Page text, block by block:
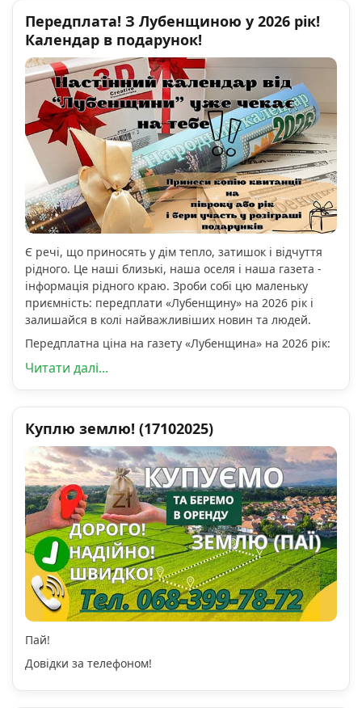
Передплата! З Лубенщиною у 2026 рік!
Календар в подарунок!
Є речі, що приносять у дім тепло, затишок і відчуття
рідного. Це наші близькі, наша оселя і наша газета -
інформація рідного краю. Зроби собі цю маленьку
приємність: передплати «Лубенщину» на 2026 рік і
залишайся в колі найважливіших новин та людей.
Передплатна ціна на газету «Лубенщина» на 2026 рік:
Читати далі...
Куплю землю! (17102025)
Пай!
Довідки за телефоном!